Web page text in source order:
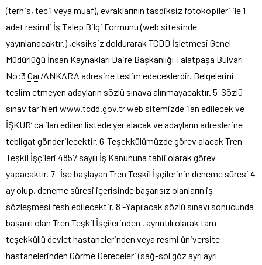
(terhis, tecil veya muaf), evraklarının tasdiksiz fotokopileri ile 1
adet resimli İş Talep Bilgi Formunu (web sitesinde
yayınlanacaktır.) ,eksiksiz doldurarak TCDD İşletmesi Genel
Müdürlüğü İnsan Kaynakları Daire Başkanlığı Talatpaşa Bulvarı
No:3 Gar/ANKARA adresine teslim edeceklerdir. Belgelerini
teslim etmeyen adayların sözlü sınava alınmayacaktır. 5-Sözlü
sınav tarihleri www.tcdd.gov.tr web sitemizde ilan edilecek ve
İŞKUR’ ca ilan edilen listede yer alacak ve adayların adreslerine
tebligat gönderilecektir. 6-Teşekkülümüzde görev alacak Tren
Teşkil İşçileri 4857 sayılı İş Kanununa tabii olarak görev
yapacaktır. 7- İşe başlayan Tren Teşkil İşçilerinin deneme süresi 4
ay olup, deneme süresi içerisinde başarısız olanların iş
sözleşmesi fesh edilecektir. 8 -Yapılacak sözlü sınavı sonucunda
başarılı olan Tren Teşkil İşçilerinden , ayrıntılı olarak tam
teşekküllü devlet hastanelerinden veya resmi üniversite
hastanelerinden Görme Dereceleri (sağ-sol göz ayrı ayrı